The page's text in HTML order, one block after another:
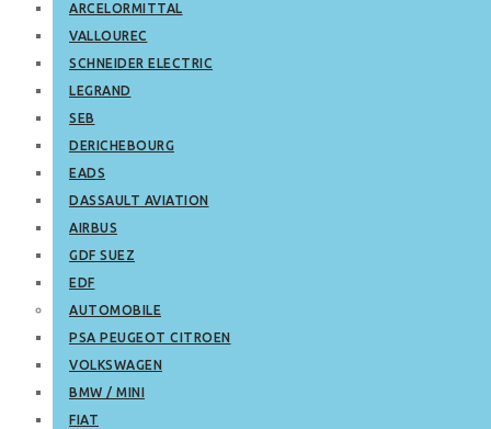
ARCELORMITTAL
VALLOUREC
SCHNEIDER ELECTRIC
LEGRAND
SEB
DERICHEBOURG
EADS
DASSAULT AVIATION
AIRBUS
GDF SUEZ
EDF
AUTOMOBILE
PSA PEUGEOT CITROEN
VOLKSWAGEN
BMW / MINI
FIAT